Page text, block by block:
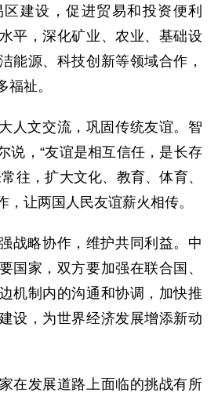
建设，促进贸易和投资便利
平，深化矿业、农业、基础设
能源、科技创新等领域合作，
福祉。
文交流，巩固传统友谊。智
说，“友谊是相互信任，是长存
往，扩大文化、教育、体育、
，让两国人民友谊薪火相传。
略协作，维护共同利益。中
国家，双方要加强在联合国、
机制内的沟通和协调，加快推
设，为世界经济发展增添新动
发展道路上面临的挑战有所